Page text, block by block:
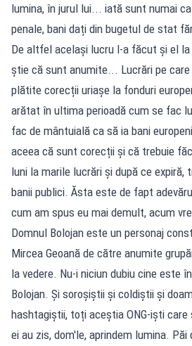
lumina, în jurul lui... iată sunt numai
penale, bani dați din bugetul de stat
De altfel același lucru l-a făcut și el la
știe că sunt anumite... Lucrări pe
plătite corecții uriașe la fonduri
arătat în ultima perioadă cum se fac
fac de mântuială ca să ia bani
aceea că sunt corecții și că trebuie
luni la marile lucrări și după ce expiră,
banii publici. Ăsta este de fapt
cum am spus eu mai demult, acum
Domnul Bolojan este un personaj
Mircea Geoană de către anumite
la vedere. Nu-i niciun dubiu cine este
Bolojan. Și soroșiștii și coldiștii și
hashtagiștii, toți aceștia ONG-iști
ei au zis, dom'le, aprindem lumina. Păi